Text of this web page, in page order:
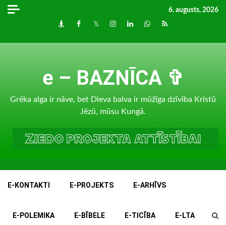
Skip
6. augusts, 2026
DraugiemFacebook
TwitterInstagram
LinkedInwhatsapp
RSS
e – BAZNĪCA ✞
Grēka alga ir nāve, bet Dieva balva ir mūžīga dzīvība Kristū
Jēzū, mūsu Kungā.
E-KONTAKTI E-PROJEKTS E-ARHĪVS
E-POLEMIKA E-BĪBELE E-TICĪBA E-LTA